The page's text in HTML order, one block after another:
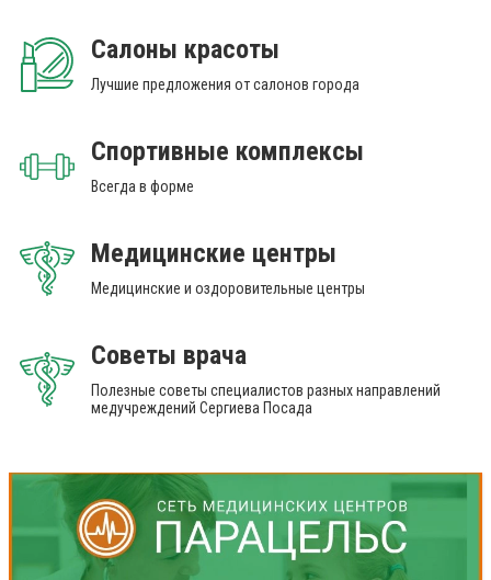
Салоны красоты
Лучшие предложения от салонов города
Спортивные комплексы
Всегда в форме
Медицинские центры
Медицинские и оздоровительные центры
Советы врача
Полезные советы специалистов разных направлений
медучреждений Сергиева Посада